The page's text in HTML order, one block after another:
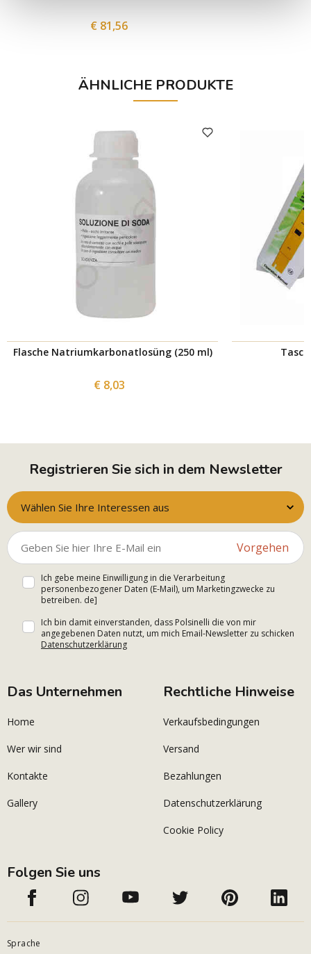
€ 81,56
ÄHNLICHE PRODUKTE
Flasche Natriumkarbonatlosüng (250 ml)
€ 8,03
Registrieren Sie sich in dem Newsletter
Wählen Sie Ihre Interessen aus
Vorgehen
Ich gebe meine Einwilligung in die Verarbeitung
personenbezogener Daten (E-Mail), um Marketingzwecke zu
betreiben. de]
Ich bin damit einverstanden, dass Polsinelli die von mir
angegebenen Daten nutzt, um mich Email-Newsletter zu schicken
Datenschutzerklärung
Das Unternehmen
Home
Wer wir sind
Kontakte
Gallery
Rechtliche Hinweise
Verkaufsbedingungen
Versand
Bezahlungen
Datenschutzerklärung
Cookie Policy
Folgen Sie uns
Sprache